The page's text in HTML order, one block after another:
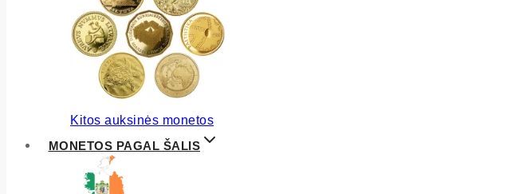
Kitos auksinės monetos
MONETOS PAGAL ŠALIS